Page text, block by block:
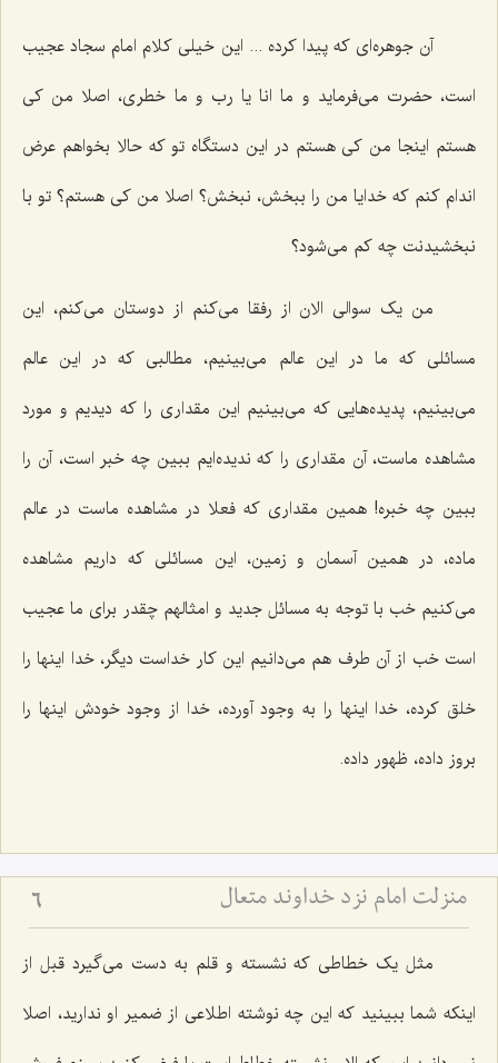
آن جوهره‌ای که پیدا کرده ... این خیلی کلام امام سجاد عجیب
است، حضرت می‌فرماید و ما انا یا رب و ما خطری، اصلا من کی
هستم اینجا من کی هستم در این دستگاه تو که حالا بخواهم عرض
اندام کنم که خدایا من را ببخش، نبخش؟ اصلا من کی هستم؟ تو با
نبخشیدنت چه کم می‌شود؟
من یک سوالی الان از رفقا می‌کنم از دوستان می‌کنم، این
مسائلی که ما در این عالم می‌بینیم، مطالبی که در این عالم
می‌بینیم، پدیده‌هایی که می‌بینیم این مقداری را که دیدیم و مورد
مشاهده ماست، آن مقداری را که ندیده‌ایم ببین چه خبر است، آن را
ببین چه خبره! همین مقداری که فعلا در مشاهده‌ ماست در عالم
ماده، در همین آسمان و زمین، این مسائلی که داریم مشاهده
می‌کنیم خب با توجه به مسائل جدید و امثالهم چقدر برای ما عجیب
است خب از آن طرف هم می‌دانیم این کار خداست دیگر، خدا اینها را
خلق کرده، خدا اینها را به وجود آورده، خدا از وجود خودش اینها را
بروز داده، ظهور داده.
منزلت امام نزد خداوند متعال 6
مثل یک خطاطی که نشسته و قلم به دست می‌گیرد قبل از
اینکه شما ببینید که این چه نوشته اطلاعی از ضمیر او ندارید، اصلا